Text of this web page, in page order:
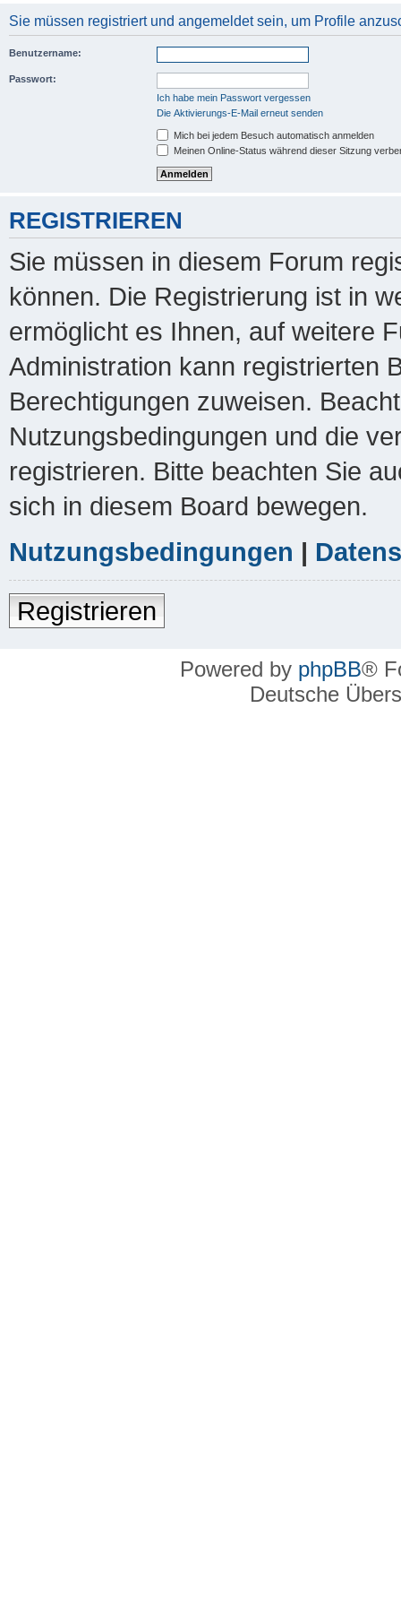
Sie müssen registriert und angemeldet sein, um Profile
Benutzername:
Passwort:
Ich habe mein Passwort vergessen
Die Aktivierungs-E-Mail erneut senden
Mich bei jedem Besuch automatisch anmelden
Meinen Online-Status während dieser Sitzung
REGISTRIEREN
Sie müssen in diesem Forum
können. Die Registrierung ist in
ermöglicht es Ihnen, auf weitere
Administration kann registrierten
Berechtigungen zuweisen.
Nutzungsbedingungen und die
registrieren. Bitte beachten Sie
sich in diesem Board bewegen.
Nutzungsbedingungen |
Registrieren
Powered by phpBB®
Deutsche